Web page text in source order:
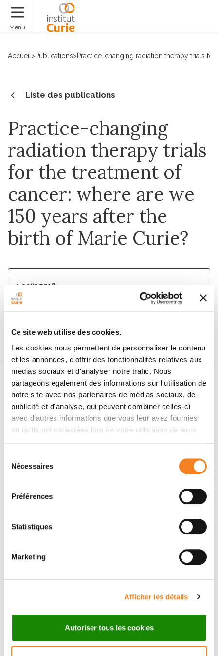
Ce site web utilise des cookies.
Les cookies nous permettent de personnaliser le contenu
et les annonces, d'offrir des fonctionnalités relatives aux
médias sociaux et d'analyser notre trafic. Nous
partageons également des informations sur l'utilisation de
notre site avec nos partenaires de médias sociaux, de
publicité et d'analyse, qui peuvent combiner celles-ci
avec d'autres informations que vous leur avez fournies
ou qu'ils ont collectées lors de votre utilisation de leurs
Nécessaires
Préférences
Statistiques
Marketing
Afficher les détails
Autoriser tous les cookies
Menu
Accueil >Publications>Practice-changing radiation therapy trials
Liste des publications
Practice-changing
radiation therapy trials
for the treatment of
cancer: where are we
150 years after the
birth of Marie Curie?
1 août 2018
British Journal of Cancer
Auteurs
Mareike K. Thompson, Philip Poortmans, Anthony J.
Chalmers, Corinne Faivre-Finn, Emma Hall, Robert A.
Charlotte E. Coles
Suivez l'Institut Curie
Retrouvez notre actualité sur les réseaux